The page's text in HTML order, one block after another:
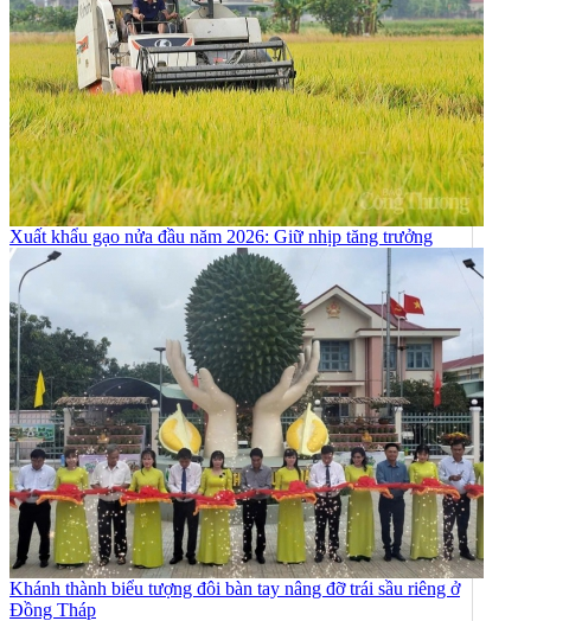
Xuất khẩu gạo nửa đầu năm 2026: Giữ nhịp tăng trưởng
Khánh thành biểu tượng đôi bàn tay nâng đỡ trái sầu riêng ở
Đồng Tháp